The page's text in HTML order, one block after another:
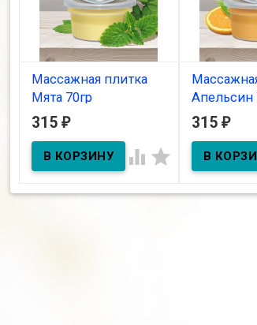
Массажная плитка
Мята 70гр
В наличии
С эфирным маслом мяты.
315 ₽
 
Апельсин
В
с эфирным
315 ₽